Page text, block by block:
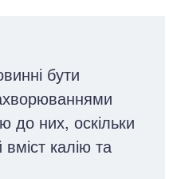
бути
до них, оскільки
калію та